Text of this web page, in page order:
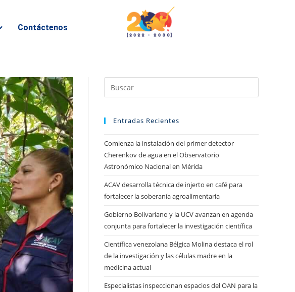
Contáctenos
Entradas Recientes
Comienza la instalación del primer detector
Cherenkov de agua en el Observatorio
Astronómico Nacional en Mérida
ACAV desarrolla técnica de injerto en café para
fortalecer la soberanía agroalimentaria
Gobierno Bolivariano y la UCV avanzan en agenda
conjunta para fortalecer la investigación científica
Científica venezolana Bélgica Molina destaca el rol
de la investigación y las células madre en la
medicina actual
Especialistas inspeccionan espacios del OAN para la